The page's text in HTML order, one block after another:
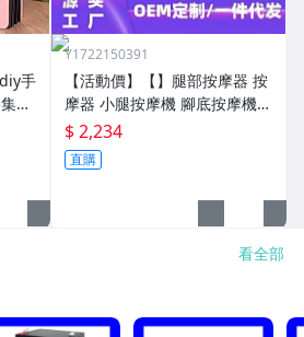
手
紀
Y1722150391
【活動價】【】腿部按摩器 按
摩器 小腿按摩機 腳底按摩機
深層按摩軟體全自動足療機穴
位揉捏家用按腳器腳部腿部足
底足部腳底
$ 2,234
直購
看全部